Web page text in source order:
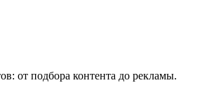
от подбора контента до рекламы.